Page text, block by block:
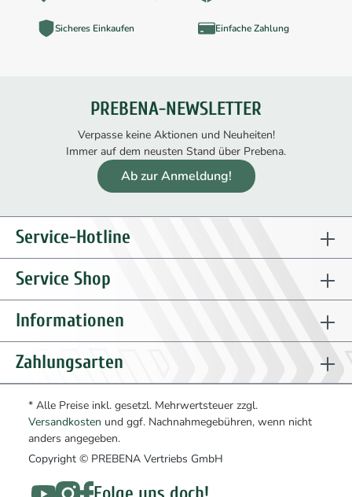
Sicheres Einkaufen Einfache Zahlung
PREBENA-NEWSLETTER
Verpasse keine Aktionen und Neuheiten!
Immer auf dem neusten Stand über Prebena.
Ab zur Anmeldung!
Service-Hotline
Service Shop
Informationen
Zahlungsarten
* Alle Preise inkl. gesetzl. Mehrwertsteuer zzgl.
Versandkosten und ggf. Nachnahmegebühren, wenn nicht
anders angegeben.
Copyright © PREBENA Vertriebs GmbH